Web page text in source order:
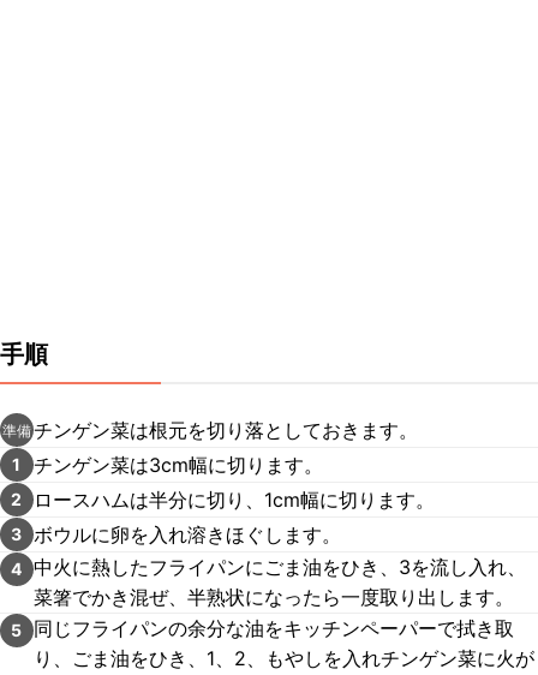
手順
準備チンゲン菜は根元を切り落としておきます。
1 チンゲン菜は3cm幅に切ります。
2 ロースハムは半分に切り、1cm幅に切ります。
3 ボウルに卵を入れ溶きほぐします。
4 中火に熱したフライパンにごま油をひき、3を流し入れ、
菜箸でかき混ぜ、半熟状になったら一度取り出します。
5
同じフライパンの余分な油をキッチンペーパーで拭き取
り、ごま油をひき、1、2、もやしを入れチンゲン菜に火が